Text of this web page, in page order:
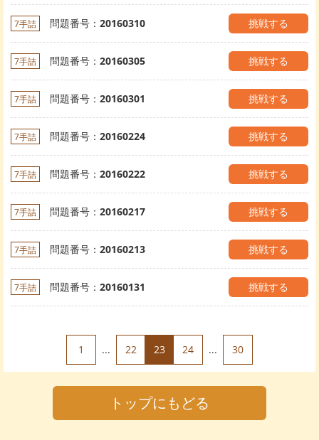
7手詰 問題番号： 20160310 挑戦する
7手詰 問題番号： 20160305 挑戦する
7手詰 問題番号： 20160301 挑戦する
7手詰 問題番号： 20160224 挑戦する
7手詰 問題番号： 20160222 挑戦する
7手詰 問題番号： 20160217 挑戦する
7手詰 問題番号： 20160213 挑戦する
7手詰 問題番号： 20160131 挑戦する
1 ... 22 23 24 ... 30
トップにもどる